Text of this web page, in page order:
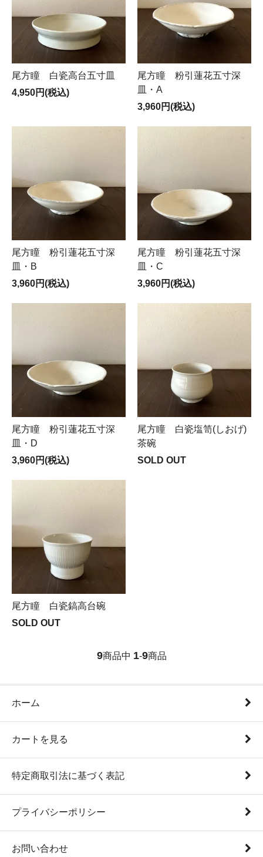
尾方瞳 白瓷高台五寸皿
4,950円(税込)
尾方瞳 粉引蓮花五寸深
皿・A
3,960円(税込)
尾方瞳 粉引蓮花五寸深
皿・B
3,960円(税込)
尾方瞳 粉引蓮花五寸深
皿・C
3,960円(税込)
尾方瞳 粉引蓮花五寸深
皿・D
3,960円(税込)
尾方瞳 白瓷塩笥(しおげ)
茶碗
SOLD OUT
尾方瞳 白瓷鎬高台碗
SOLD OUT
9商品中 1-9商品
ホーム
カートを見る
特定商取引法に基づく表記
プライバシーポリシー
お問い合わせ